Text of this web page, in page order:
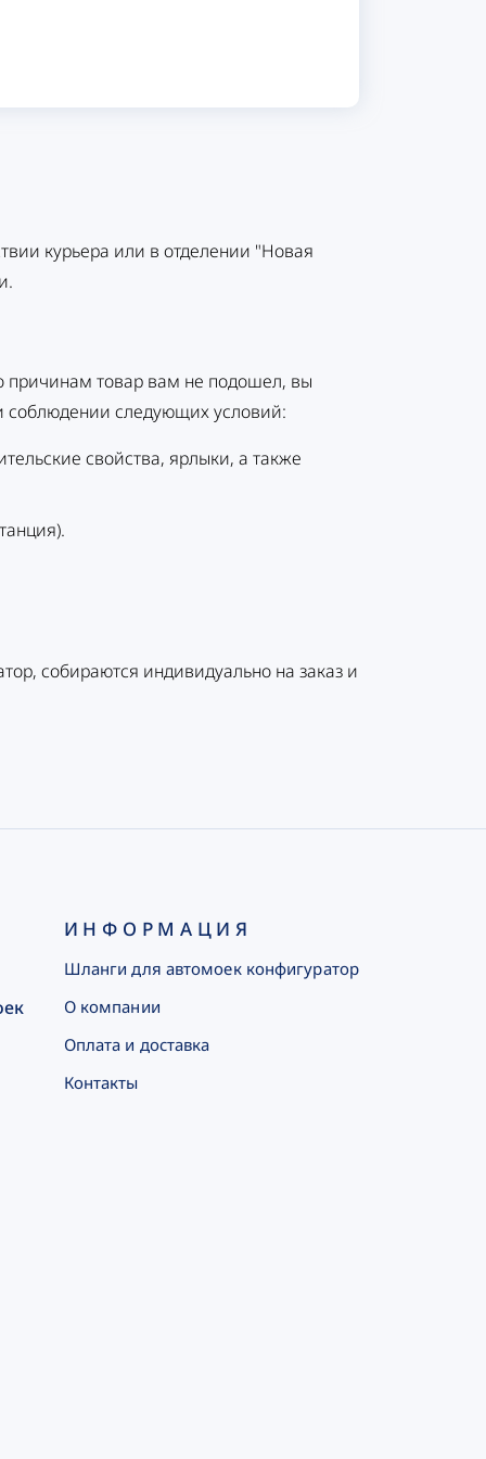
курьера или в отделении "Новая
причинам товар вам не подошел, вы
соблюдении следующих условий:
свойства, ярлыки, а также
собираются индивидуально на заказ и
ИНФОРМАЦИЯ
Шланги для автомоек конфигуратор
О компании
Оплата и доставка
Контакты